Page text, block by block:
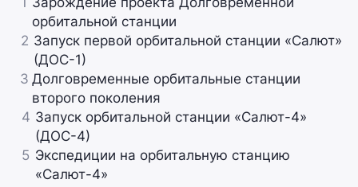
орбитальной станции
2 Запуск первой орбитальной станции «Салют»
(ДОС-1)
3 Долговременные орбитальные станции
второго поколения
4 Запуск орбитальной станции «Салют-4»
(ДОС-4)
5 Экспедиции на орбитальную станцию
«Салют-4»